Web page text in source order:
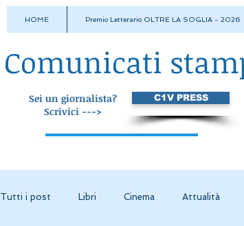
HOME Premio Letterario OLTRE LA SOGLIA - 2026
Comunicati
C1V PRESS
Sei un giornalista?
Scrivici --->
Tutti i post Libri Cinema Attualità